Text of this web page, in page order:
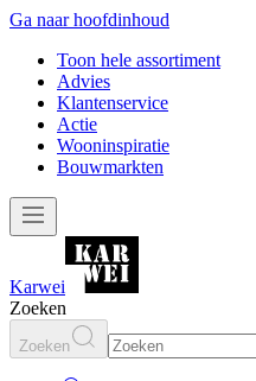
Ga naar hoofdinhoud
Toon hele assortiment
Advies
Klantenservice
Actie
Wooninspiratie
Bouwmarkten
Karwei
Zoeken
Zoeken